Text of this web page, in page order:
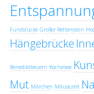
Fundstücke Großer Rettenstein
Hängebrücke
Benediktbeuern Kochelsee
Mut Märchen Mäusezelt